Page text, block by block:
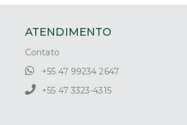
ATENDIMENTO
Contato
+55 47 99234 2647
+55 47 3323-4315